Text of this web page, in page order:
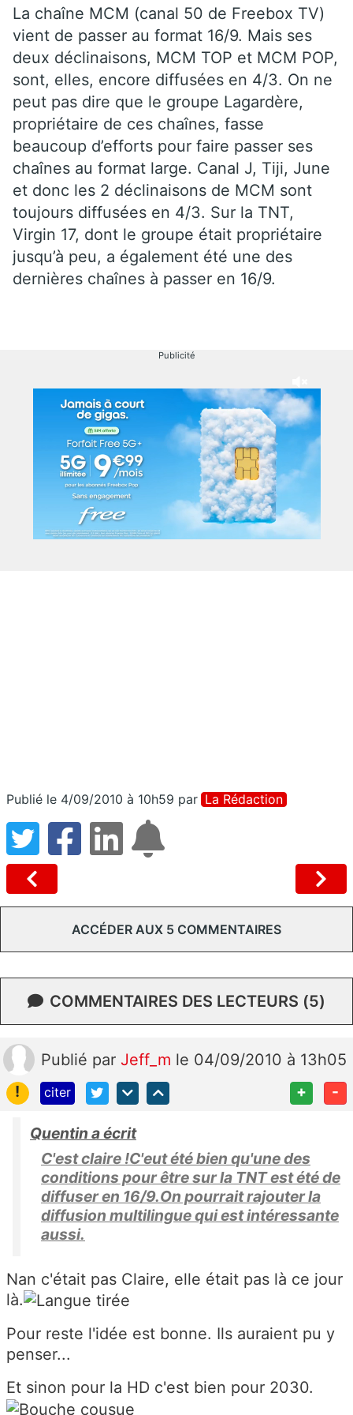
La chaîne MCM (canal 50 de Freebox TV)
vient de passer au format 16/9. Mais ses
deux déclinaisons, MCM TOP et MCM POP,
sont, elles, encore diffusées en 4/3. On ne
peut pas dire que le groupe Lagardère,
propriétaire de ces chaînes, fasse
beaucoup d’efforts pour faire passer ses
chaînes au format large. Canal J, Tiji, June
et donc les 2 déclinaisons de MCM sont
toujours diffusées en 4/3. Sur la TNT,
Virgin 17, dont le groupe était propriétaire
jusqu’à peu, a également été une des
dernières chaînes à passer en 16/9.
Publicité
Publié le 4/09/2010 à 10h59 par La Rédaction
ACCÉDER AUX 5 COMMENTAIRES
COMMENTAIRES DES LECTEURS (5)
Publié par Jeff_m le 04/09/2010 à 13h05
!
citer + -
Quentin a écrit
C'est claire !C'eut été bien qu'une des
conditions pour être sur la TNT est été de
diffuser en 16/9.On pourrait rajouter la
diffusion multilingue qui est intéressante
aussi.
Nan c'était pas Claire, elle était pas là ce jour
là.
Pour reste l'idée est bonne. Ils auraient pu y
penser...
Et sinon pour la HD c'est bien pour 2030.